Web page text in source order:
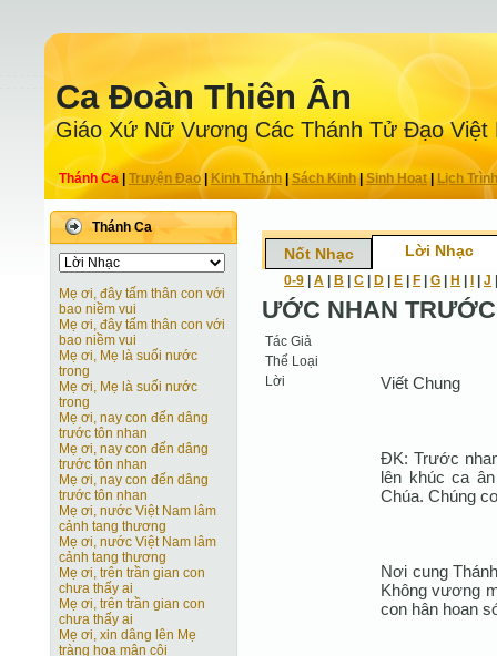
Ca Ðoàn Thiên Ân
Giáo Xứ Nữ Vương Các Thánh Tử Ðạo Việt
Thánh Ca Truyện Ðạo| Kinh Thánh Sách Kinh|Sinh Hoạt| Lịch Trình
Thánh Ca
Mẹ ơi, đây tấm thân con với
bao niềm vui
Mẹ ơi, đây tấm thân con với
bao niềm vui
Mẹ ơi, Mẹ là suối nước
trong
Mẹ ơi, Mẹ là suối nước
trong
Mẹ ơi, nay con đến dâng
trước tôn nhan
Mẹ ơi, nay con đến dâng
trước tôn nhan
Mẹ ơi, nay con đến dâng
trước tôn nhan
Mẹ ơi, nước Việt Nam lâm
cảnh tang thương
Mẹ ơi, nước Việt Nam lâm
cảnh tang thương
Mẹ ơi, trên trần gian con
chưa thấy ai
Mẹ ơi, trên trần gian con
chưa thấy ai
Mẹ ơi, xin dâng lên Mẹ
tràng hoa mân côi
Nốt Nhạc Lời Nhạc
0-9 A B C D E F G H J
ƯỚC NHAN TRƯỚC
Tác Giả
Thể Loại
Lời
Viết Chung
ĐK: Trước
lên khúc ca
Chúa. Chúng
Nơi cung
Không vương
con hân hoan